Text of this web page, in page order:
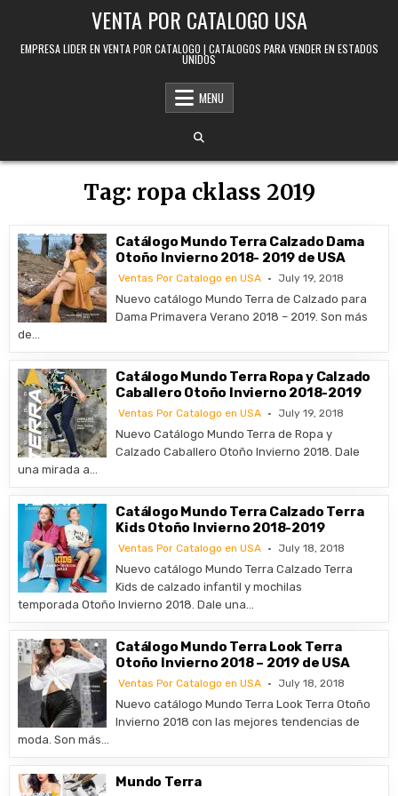
VENTA POR CATALOGO USA
EMPRESA LIDER EN VENTA POR CATALOGO | CATALOGOS PARA VENDER EN ESTADOS
UNIDOS
MENU
Tag: ropa cklass 2019
Catálogo Mundo Terra Calzado Dama
Otoño Invierno 2018- 2019 de USA
Ventas Por Catalogo en USA July 19, 2018
Nuevo catálogo Mundo Terra de Calzado para
Dama Primavera Verano 2018 – 2019. Son más
de…
Catálogo Mundo Terra Ropa y Calzado
Caballero Otoño Invierno 2018-2019
Ventas Por Catalogo en USA July 19, 2018
Nuevo Catálogo Mundo Terra de Ropa y
Calzado Caballero Otoño Invierno 2018. Dale
una mirada a…
Catálogo Mundo Terra Calzado Terra
Kids Otoño Invierno 2018-2019
Ventas Por Catalogo en USA July 18, 2018
Nuevo catálogo Mundo Terra Calzado Terra
Kids de calzado infantil y mochilas
temporada Otoño Invierno 2018. Dale una…
Catálogo Mundo Terra Look Terra
Otoño Invierno 2018 – 2019 de USA
Ventas Por Catalogo en USA July 18, 2018
Nuevo catálogo Mundo Terra Look Terra Otoño
Invierno 2018 con las mejores tendencias de
moda. Son más…
Mundo Terra